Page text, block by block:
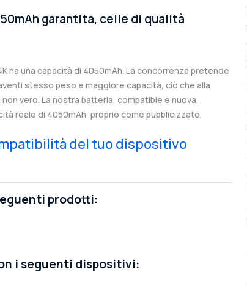
garantita, celle di qualità
ha una capacità di 4050mAh. La concorrenza pretende
stesso peso e maggiore capacità, ciò che alla
vero. La nostra batteria, compatible e nuova,
reale di 4050mAh, proprio come pubblicizzato.
del tuo dispositivo
prodotti:
i seguenti dispositivi: